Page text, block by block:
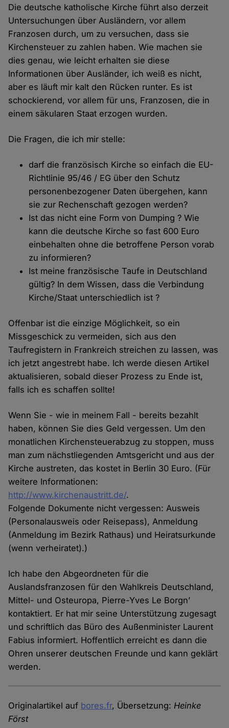
Die deutsche katholische Kirche führt also derzeit
Untersuchungen über Ausländern, vor allem
Franzosen durch, um zu versuchen, dass sie
Kirchensteuer zu zahlen haben. Wie machen sie
dies genau, wie leicht erhalten sie diese
Informationen über Ausländer, ich weiß es nicht,
aber es läuft mir kalt den Rücken runter. Es ist
schockierend, vor allem für uns, Franzosen, die in
einem säkularen Staat erzogen wurden.
Die Fragen, die ich mir stelle:
darf die französisch Kirche so einfach die EU-
Richtlinie 95/46 / EG über den Schutz
personenbezogener Daten übergehen, kann
sie zur Rechenschaft gezogen werden?
Ist das nicht eine Form von Dumping ? Wie
kann die deutsche Kirche so fast 600 Euro
einbehalten ohne die betroffene Person vorab
zu informieren?
Ist meine französische Taufe in Deutschland
gültig? In dem Wissen, dass die Verbindung
Kirche/Staat unterschiedlich ist ?
Offenbar ist die einzige Möglichkeit, so ein
Missgeschick zu vermeiden, sich aus den
Taufregistern in Frankreich streichen zu lassen, was
ich jetzt angestrebt habe. Ich werde diesen Artikel
aktualisieren, sobald dieser Prozess zu Ende ist,
falls ich es schaffen sollte!
Wenn Sie - wie in meinem Fall - bereits bezahlt
haben, können Sie dies Geld vergessen. Um den
monatlichen Kirchensteuerabzug zu stoppen, muss
man zum nächstliegenden Amtsgericht und aus der
Kirche austreten, das kostet in Berlin 30 Euro. (Für
weitere Informationen:
http://www.kirchenaustritt.de/.
Folgende Dokumente nicht vergessen: Ausweis
(Personalausweis oder Reisepass), Anmeldung
(Anmeldung im Bezirk Rathaus) und Heiratsurkunde
(wenn verheiratet).)
Ich habe den Abgeordneten für die
Auslandsfranzosen für den Wahlkreis Deutschland,
Mittel- und Osteuropa, Pierre-Yves Le Borgn’
kontaktiert. Er hat mir seine Unterstützung zugesagt
und schriftlich das Büro des Außenminister Laurent
Fabius informiert. Hoffentlich erreicht es dann die
Ohren unserer deutschen Freunde und kann geklärt
werden.
Originalartikel auf bores.fr, Übersetzung: Heinke
Först